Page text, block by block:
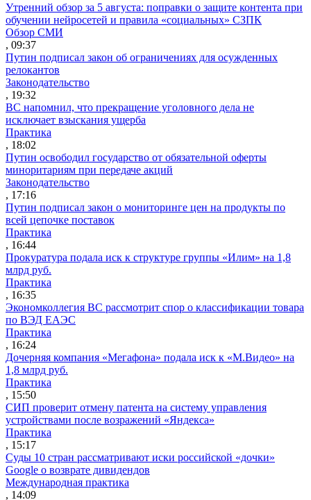
Утренний обзор за 5 августа: поправки о защите контента при
обучении нейросетей и правила «социальных» СЗПК
Обзор СМИ
, 09:37
Путин подписал закон об ограничениях для осужденных
релокантов
Законодательство
, 19:32
ВС напомнил, что прекращение уголовного дела не
исключает взыскания ущерба
Практика
, 18:02
Путин освободил государство от обязательной оферты
миноритариям при передаче акций
Законодательство
, 17:16
Путин подписал закон о мониторинге цен на продукты по
всей цепочке поставок
Практика
, 16:44
Прокуратура подала иск к структуре группы «Илим» на 1,8
млрд руб.
Практика
, 16:35
Экономколлегия ВС рассмотрит спор о классификации товара
по ВЭД ЕАЭС
Практика
, 16:24
Дочерняя компания «Мегафона» подала иск к «М.Видео» на
1,8 млрд руб.
Практика
, 15:50
СИП проверит отмену патента на систему управления
устройствами после возражений «Яндекса»
Практика
, 15:17
Суды 10 стран рассматривают иски российской «дочки»
Google о возврате дивидендов
Международная практика
, 14:09